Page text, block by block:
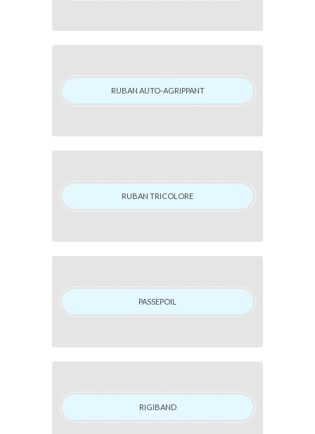
RUBAN AUTO-AGRIPPANT
RUBAN TRICOLORE
PASSEPOIL
RIGIBAND